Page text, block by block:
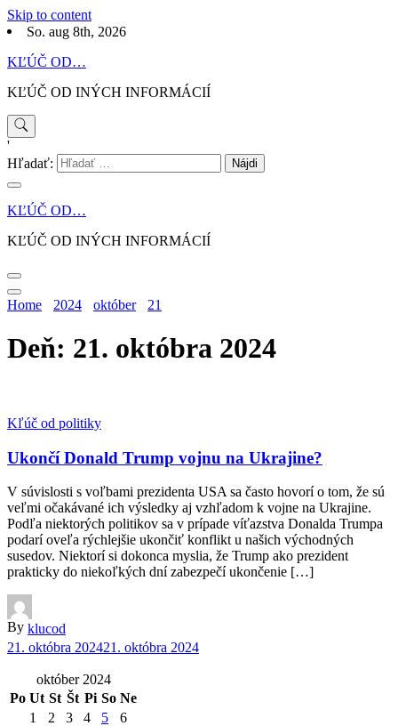
Skip to content
So. aug 8th, 2026
KĽÚČ OD…
KĽÚČ OD INÝCH INFORMÁCIÍ
'
Hľadať:
KĽÚČ OD…
KĽÚČ OD INÝCH INFORMÁCIÍ
Home 2024 október 21
Deň: 21. októbra 2024
Kľúč od politiky
Ukončí Donald Trump vojnu na Ukrajine?
V súvislosti s voľbami prezidenta USA sa často hovorí o tom, že sú
veľmi očakávané ich výsledky aj vzhľadom k vojne na Ukrajine.
Podľa niektorých politikov sa v prípade víťazstva Donalda Trumpa
podarí oveľa rýchlejšie ukončiť konflikt u našich východných
susedov. Niektorí si dokonca myslia, že Trump ako prezident
prakticky do niekoľkých dní zabezpečí ukončenie […]
By klucod
21. októbra 202421. októbra 2024
október 2024
Po Ut St Št Pi So Ne
1 2 3 4 5
6